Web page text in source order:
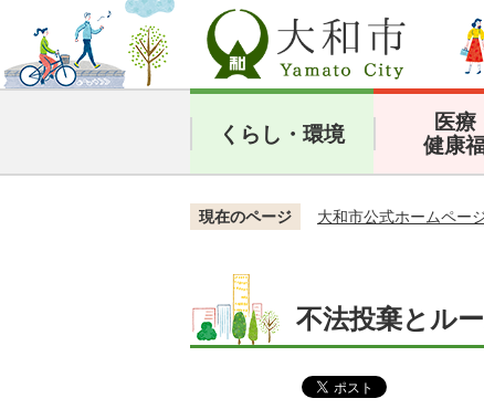
くらし・環境
医療
健康
現在のページ 大和市公式ホームペー
不法投棄とル